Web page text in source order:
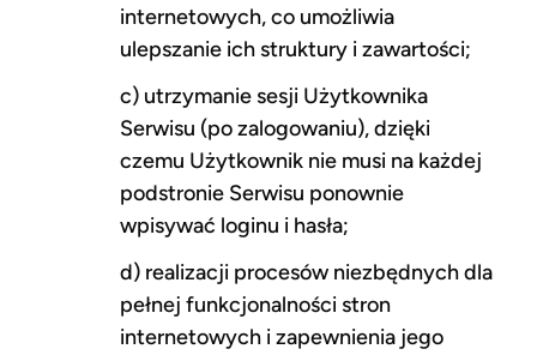
internetowych, co umożliwia
ulepszanie ich struktury i zawartości;
c) utrzymanie sesji Użytkownika
Serwisu (po zalogowaniu), dzięki
czemu Użytkownik nie musi na każdej
podstronie Serwisu ponownie
wpisywać loginu i hasła;
d) realizacji procesów niezbędnych dla
pełnej funkcjonalności stron
internetowych i zapewnienia jego